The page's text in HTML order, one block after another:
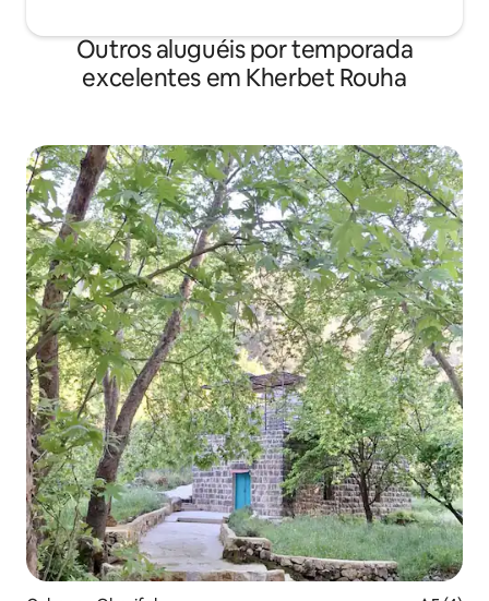
Outros aluguéis por temporada
excelentes em Kherbet Rouha